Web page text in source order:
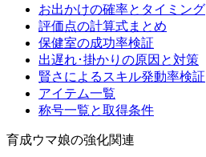
お出かけの確率とタイミング
評価点の計算式まとめ
保健室の成功率検証
出遅れ･掛かりの原因と対策
賢さによるスキル発動率検証
アイテム一覧
称号一覧と取得条件
育成ウマ娘の強化関連